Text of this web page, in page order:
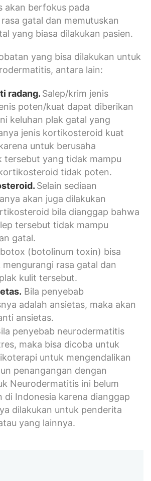
akan berfokus pada
gatal dan memutuskan
yang biasa dilakukan pasien.
yang bisa dilakukan untuk
antara lain:
radang. Salep/krim jenis
poten/kuat dapat diberikan
keluhan plak gatal yang
jenis kortikosteroid kuat
untuk berusaha
tersebut yang tidak mampu
tidak poten.
Selain sediaan
akan juga dilakukan
bila dianggap bahwa
tersebut tidak mampu
gatal.
(botolinum toxin) bisa
rasa gatal dan
kulit tersebut.
Bila penyebab
adalah ansietas, maka akan
ansietas.
penyebab neurodermatitis
maka bisa dicoba untuk
untuk mengendalikan
penangangan dengan
Neurodermatitis ini belum
di Indonesia karena dianggap
dilakukan untuk penderita
yang lainnya.